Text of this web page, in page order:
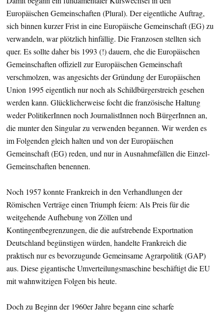
Europäischen Gemeinschaften (Plural). Der eigentliche Auftrag,
sich binnen kurzer Frist in eine Europäische Gemeinschaft (EG) zu
verwandeln, war plötzlich hinfällig. Die Franzosen stellten sich
quer. Es sollte daher bis 1993 (!) dauern, ehe die Europäischen
Gemeinschaften offiziell zur Europäischen Gemeinschaft
verschmolzen, was angesichts der Gründung der Europäischen
Union 1995 eigentlich nur noch als Schildbürgerstreich gesehen
werden kann. Glücklicherweise focht die französische Haltung
weder PolitikerInnen noch JournalistInnen noch BürgerInnen an,
die munter den Singular zu verwenden begannen. Wir werden es
im Folgenden gleich halten und von der Europäischen
Gemeinschaft (EG) reden, und nur in Ausnahmefällen die Einzel-
Gemeinschaften benennen.
Noch 1957 konnte Frankreich in den Verhandlungen der
Römischen Verträge einen Triumph feiern: Als Preis für die
weitgehende Aufhebung von Zöllen und
Kontingentbegrenzungen, die die aufstrebende Exportnation
Deutschland begünstigen würden, handelte Frankreich die
praktisch nur es bevorzugunde Gemeinsame Agrarpolitik (GAP)
aus. Diese gigantische Umverteilungsmaschine beschäftigt die EU
mit wahnwitzigen Folgen bis heute.
Doch zu Beginn der 1960er Jahre begann eine scharfe